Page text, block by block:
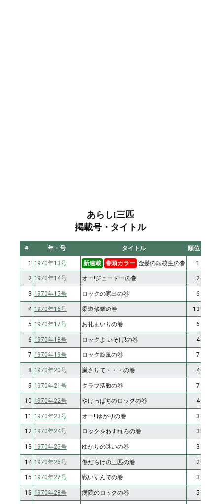
あらし!三匹
掲載号・タイトル
# 年・号 タイトル 順位
1 1970年13号 新連載 巻頭カラー 金髪の転校生の巻 1
2 1970年14号 オー!ジュードーの巻 2
3 1970年15号 ロックの家出の巻 6
4 1970年16号 柔道修業の巻 13
5 1970年17号 お礼まいりの巻 6
6 1970年18号 ロックよ いそげ!の巻 4
7 1970年19号 ロック旋風の巻 7
8 1970年20号 嵐さりて・・・の巻 4
9 1970年21号 クラブ活動の巻 7
10 1970年22号 やけっぱちのロックの巻 4
11 1970年23号 オー! ゆかりの巻 3
12 1970年24号 ロックをわすれろの巻 3
13 1970年25号 ゆかりの迷いの巻 3
14 1970年26号 傷だらけの三匹の巻 2
15 1970年27号 戦いすんでの巻 3
16 1970年28号 病院のロックの巻 5